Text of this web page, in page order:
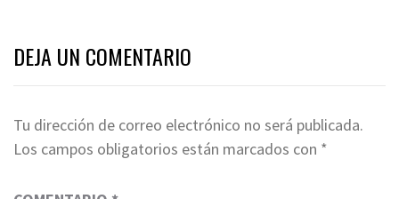
DEJA UN COMENTARIO
Tu dirección de correo electrónico no será publicada.
Los campos obligatorios están marcados con *